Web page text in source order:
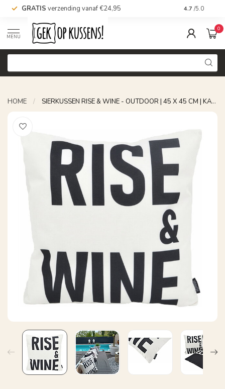
Voor 16.00 uur besteld = 4.7 /5.0
MENU
0
HOME / SIERKUSSEN RISE & WINE - OUTDOOR | 45 X 45 CM | KATOEN/POLYESTER